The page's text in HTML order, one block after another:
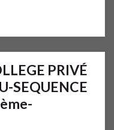
PRIVÉ
SEQUENCE